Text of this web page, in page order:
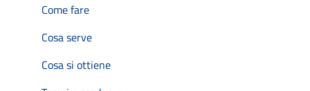
Come fare
Cosa serve
Cosa si ottiene